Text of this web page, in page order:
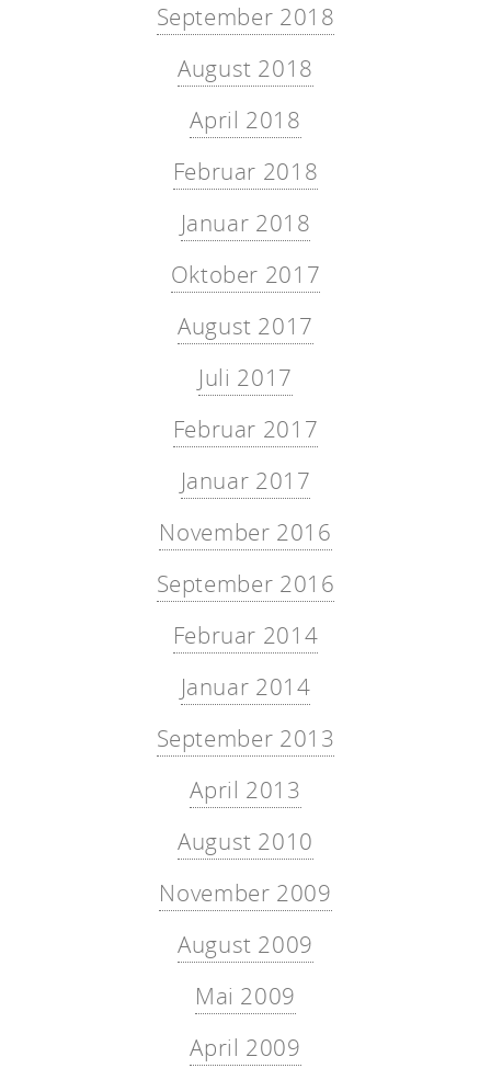
September 2018
August 2018
April 2018
Februar 2018
Januar 2018
Oktober 2017
August 2017
Juli 2017
Februar 2017
Januar 2017
November 2016
September 2016
Februar 2014
Januar 2014
September 2013
April 2013
August 2010
November 2009
August 2009
Mai 2009
April 2009